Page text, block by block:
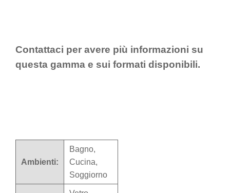
Contattaci per avere più informazioni su
questa gamma e sui formati disponibili.
Ambienti:
Bagno,
Cucina,
Soggiorno